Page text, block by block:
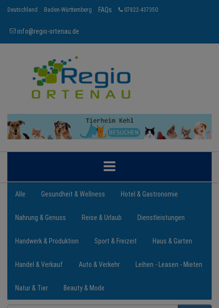
Deutschland Baden-Württemberg FAQs 07822-437350
info@regio-ortenau.de
ORTENAU
BRANCHEN
NEWS
TERMINE
ANGEBOTE
Alle Gesundheit & Wellness Hotel & Gastronomie
Nahrung & Genuss Reise & Urlaub Dienstleistungen
Handwerk & Produktion Sport & Freizeit Haus & Garten
Handel & Verkauf Auto & Verkehr Leihen - Leasen - Mieten
Natur & Tier Beauty & Mode